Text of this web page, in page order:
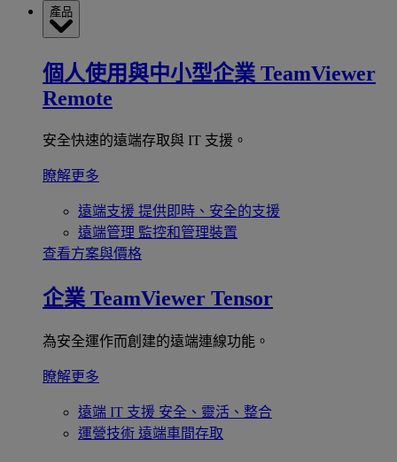
產品
個人使用與中小型企業 TeamViewer
Remote
安全快速的遠端存取與 IT 支援。
瞭解更多
遠端支援 提供即時、安全的支援
遠端管理 監控和管理裝置
查看方案與價格
企業 TeamViewer Tensor
為安全運作而創建的遠端連線功能。
瞭解更多
遠端 IT 支援 安全、靈活、整合
運營技術 遠端車間存取